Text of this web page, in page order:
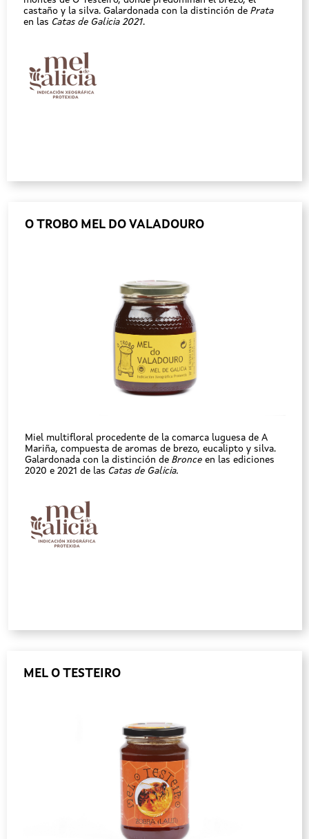
castaño y la silva. Galardonada con la distinción de Prata
en las Catas de Galicia 2021.
O TROBO MEL DO VALADOURO
Miel multifloral procedente de la comarca luguesa de A
Mariña, compuesta de aromas de brezo, eucalipto y silva.
Galardonada con la distinción de Bronce en las ediciones
2020 e 2021 de las Catas de Galicia.
MEL O TESTEIRO